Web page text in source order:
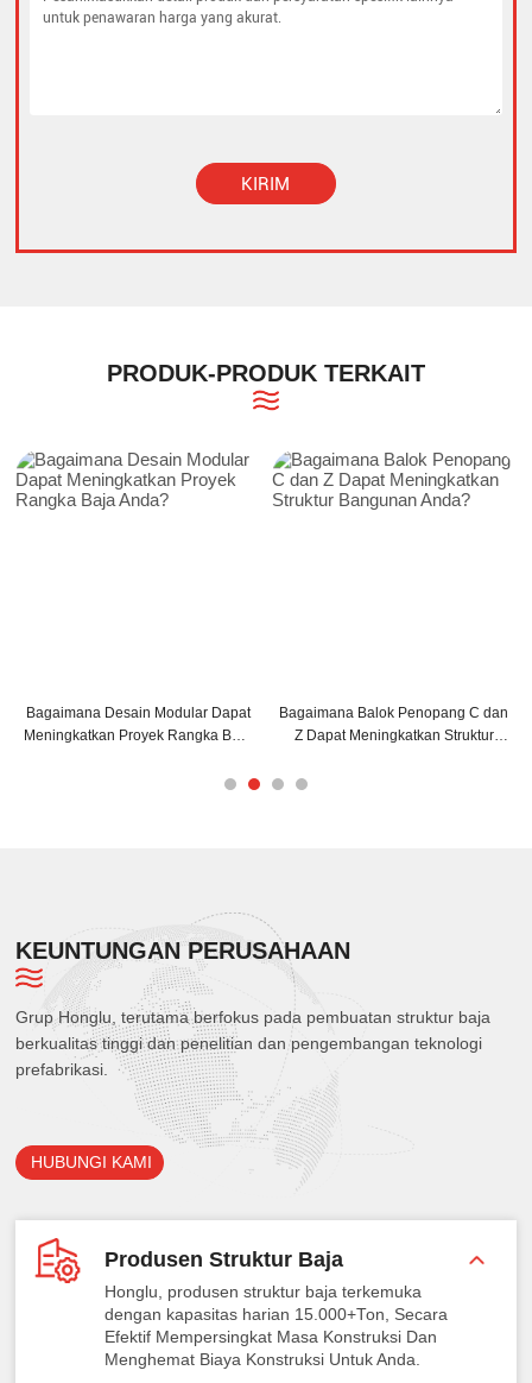
KIRIM
PRODUK-PRODUK TERKAIT
Bagaimana Desain Modular Dapat
Meningkatkan Proyek Rangka Baja
Bagaimana Balok Penopang C dan
Z Dapat Meningkatkan Struktur
KEUNTUNGAN PERUSAHAAN
Grup Honglu, terutama berfokus pada pembuatan struktur baja
berkualitas tinggi dan penelitian dan pengembangan teknologi
prefabrikasi.
HUBUNGI KAMI
Produsen Struktur Baja
Honglu, produsen struktur baja terkemuka
dengan kapasitas harian 15.000+Ton, Secara
Efektif Mempersingkat Masa Konstruksi Dan
Menghemat Biaya Konstruksi Untuk Anda.